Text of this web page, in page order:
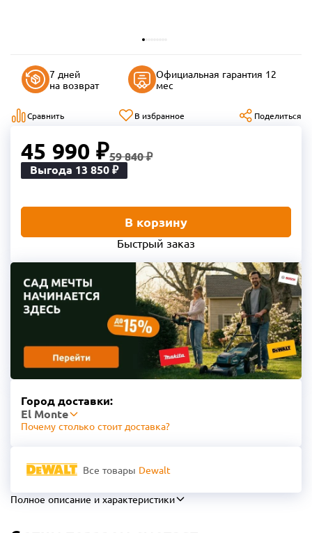
7 дней
на возврат
Официальная гарантия 12
мес
Сравнить В избранное Поделиться
45 990 ₽59 840 ₽
Выгода 13 850 ₽
В корзину
Быстрый заказ
Город доставки:
El Monte
Почему столько стоит доставка?
Все товары Dewalt
Полное описание и характеристики